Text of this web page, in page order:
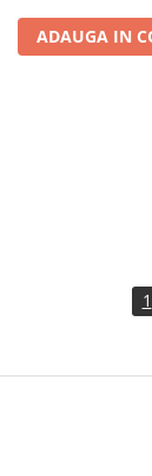
ADAUGA IN
1